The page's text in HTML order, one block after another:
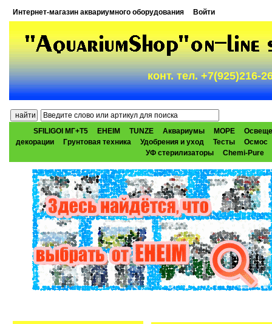
Интернет-магазин аквариумного оборудования Войти
конт. тел. +7(925)216-
SFILIGOI МГ+Т5 EHEIM TUNZE Аквариумы МОРЕ
декорации
Грунтовая техника Удобрения и уход Тесты
Осмос
УФ стерилизаторы
Chemi-Pure